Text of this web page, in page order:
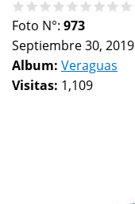
Foto N°: 973
Septiembre 30, 2019
Album: Veraguas
Visitas: 1,109